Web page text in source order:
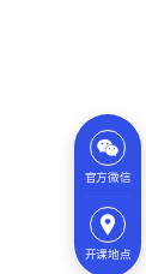
官方微信
开课地点